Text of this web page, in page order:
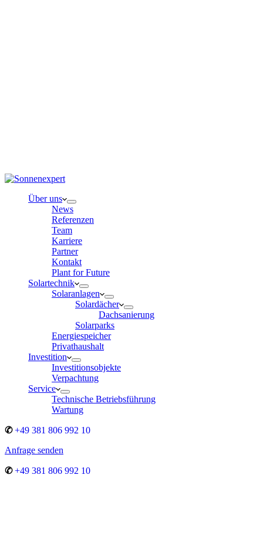
Über uns
News
Referenzen
Team
Karriere
Partner
Kontakt
Plant for Future
Solartechnik
Solaranlagen
Solardächer
Dachsanierung
Solarparks
Energiespeicher
Privathaushalt
Investition
Investitionsobjekte
Verpachtung
Service
Technische Betriebsführung
Wartung
✆ +49 381 806 992 10
Anfrage senden
✆ +49 381 806 992 10